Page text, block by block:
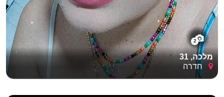
2
מלכה, 31
חדרה